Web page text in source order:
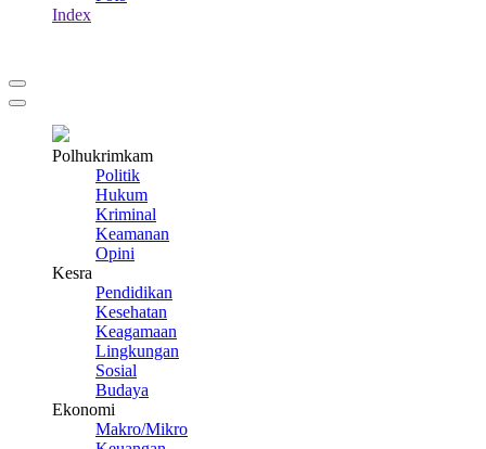
Index
Polhukrimkam
Politik
Hukum
Kriminal
Keamanan
Opini
Kesra
Pendidikan
Kesehatan
Keagamaan
Lingkungan
Sosial
Budaya
Ekonomi
Makro/Mikro